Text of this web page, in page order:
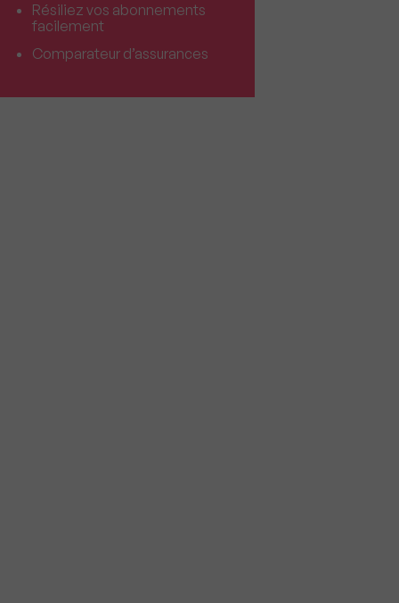
Résiliez vos abonnements
facilement
Comparateur d’assurances